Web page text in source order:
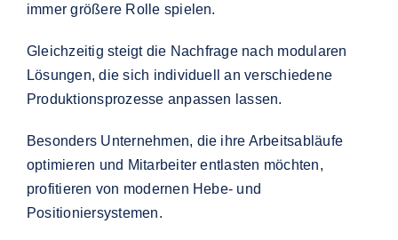
immer größere Rolle spielen.
Gleichzeitig steigt die Nachfrage nach modularen
Lösungen, die sich individuell an verschiedene
Produktionsprozesse anpassen lassen.
Besonders Unternehmen, die ihre Arbeitsabläufe
optimieren und Mitarbeiter entlasten möchten,
profitieren von modernen Hebe- und
Positioniersystemen.